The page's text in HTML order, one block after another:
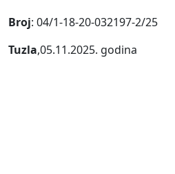
Broj: 04/1-18-20-032197-2/25
Tuzla,05.11.2025. godina